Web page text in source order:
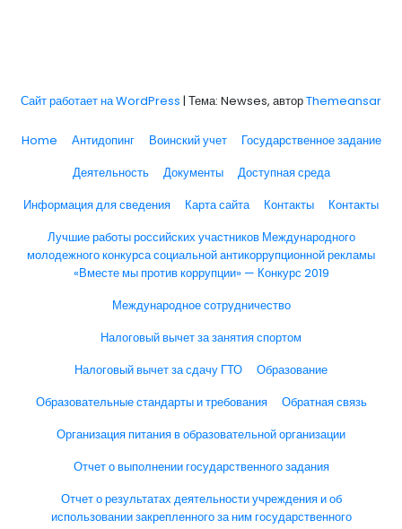
Сайт работает на WordPress | Тема: Newses, авторThemeansar
Home Антидопинг Воинский учет
Государственное задание
Деятельность
Документы
Доступная среда
Информация для сведения
Карта сайта Контакты
Контакты
Лучшие работы российских участников Международного
молодежного конкурса социальной антикоррупционной рекламы
«Вместе мы против коррупции» — Конкурс 2019
Международное сотрудничество
Налоговый вычет за занятия спортом
Налоговый вычет за сдачу ГТО
Образование
Образовательные стандарты и требования
Обратная связь
Организация питания в образовательной организации
Отчет о выполнении государственного задания
Отчет о результатах деятельности учреждения и об
использовании закрепленного за ним государственного